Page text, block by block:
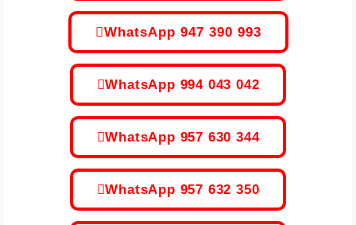
WhatsApp 947 390 993
WhatsApp 994 043 042
WhatsApp 957 630 344
WhatsApp 957 632 350